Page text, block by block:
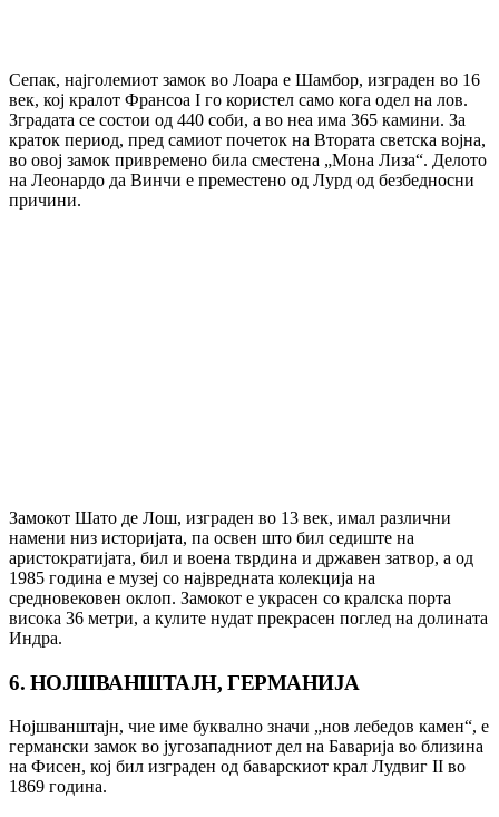
Сепак, најголемиот замок во Лоара е Шамбор, изграден во 16
век, кој кралот Франсоа I го користел само кога одел на лов.
Зградата се состои од 440 соби, а во неа има 365 камини. За
краток период, пред самиот почеток на Втората светска војна,
во овој замок привремено била сместена „Мона Лиза“. Делото
на Леонардо да Винчи е преместено од Лурд од безбедносни
причини.
Замокот Шато де Лош, изграден во 13 век, имал различни
намени низ историјата, па освен што бил седиште на
аристократијата, бил и воена тврдина и државен затвор, а од
1985 година е музеј со највредната колекција на
средновековен оклоп. Замокот е украсен со кралска порта
висока 36 метри, а кулите нудат прекрасен поглед на долината
Индра.
6. НОЈШВАНШТАЈН, ГЕРМАНИЈА
Нојшванштајн, чие име буквално значи „нов лебедов камен“, е
германски замок во југозападниот дел на Баварија во близина
на Фисен, кој бил изграден од баварскиот крал Лудвиг II во
1869 година.